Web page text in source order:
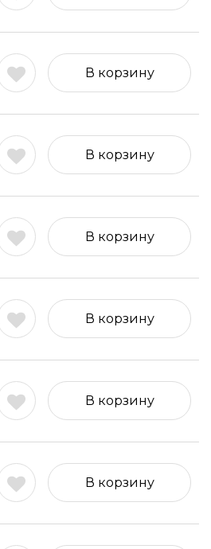
В корзину
В корзину
В корзину
В корзину
В корзину
В корзину